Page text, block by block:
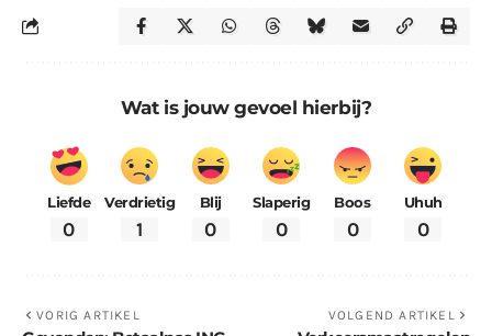
Wat is jouw gevoel hierbij?
Liefde
0
Verdrietig
1
Blij
0
Slaperig
0
Boos
0
Uhuh
0
VORIG ARTIKEL VOLGEND ARTIKEL